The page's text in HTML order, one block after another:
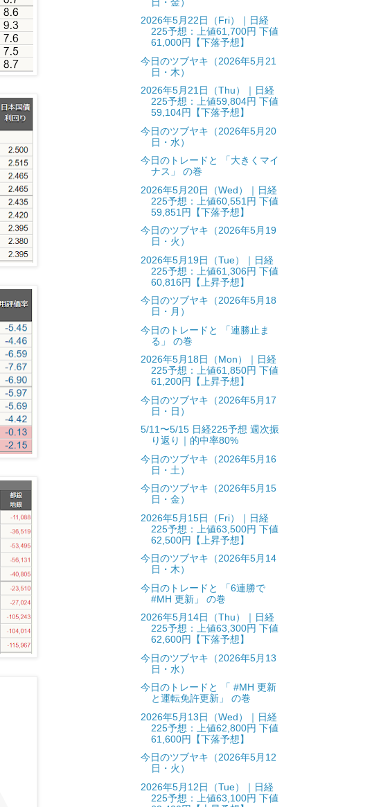
2026年5月22日（Fri）｜日経
225予想：上値61,700円 下値
61,000円【下落予想】
今日のツブヤキ（2026年5月21
日・木）
2026年5月21日（Thu）｜日経
225予想：上値59,804円 下値
59,104円【下落予想】
今日のツブヤキ（2026年5月20
日・水）
今日のトレードと 「大きくマイ
ナス」 の巻
2026年5月20日（Wed）｜日経
225予想：上値60,551円 下値
59,851円【下落予想】
今日のツブヤキ（2026年5月19
日・火）
2026年5月19日（Tue）｜日経
225予想：上値61,306円 下値
60,816円【上昇予想】
今日のツブヤキ（2026年5月18
日・月）
今日のトレードと 「連勝止ま
る」 の巻
2026年5月18日（Mon）｜日経
225予想：上値61,850円 下値
61,200円【上昇予想】
今日のツブヤキ（2026年5月17
日・日）
5/11〜5/15 日経225予想 週次振
り返り｜的中率80%
今日のツブヤキ（2026年5月16
日・土）
今日のツブヤキ（2026年5月15
日・金）
2026年5月15日（Fri）｜日経
225予想：上値63,500円 下値
62,500円【上昇予想】
今日のツブヤキ（2026年5月14
日・木）
今日のトレードと 「6連勝で
#MH 更新」 の巻
2026年5月14日（Thu）｜日経
225予想：上値63,300円 下値
62,600円【下落予想】
今日のツブヤキ（2026年5月13
日・水）
今日のトレードと 「 #MH 更新
と運転免許更新」 の巻
2026年5月13日（Wed）｜日経
225予想：上値62,800円 下値
61,600円【下落予想】
今日のツブヤキ（2026年5月12
日・火）
2026年5月12日（Tue）｜日経
225予想：上値63,100円 下値